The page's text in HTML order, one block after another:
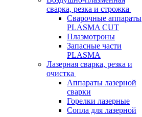
сварка, резка и строжка
Сварочные аппараты
PLASMA CUT
Плазмотроны
Запасные части
PLASMA
Лазерная сварка, резка и
очистка
Аппараты лазерной
сварки
Горелки лазерные
Сопла для лазерной